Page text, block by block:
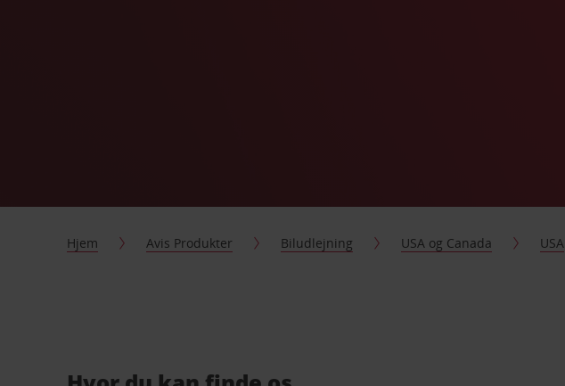
Hjem Avis Produkter Biludlejning USA og Canada USA